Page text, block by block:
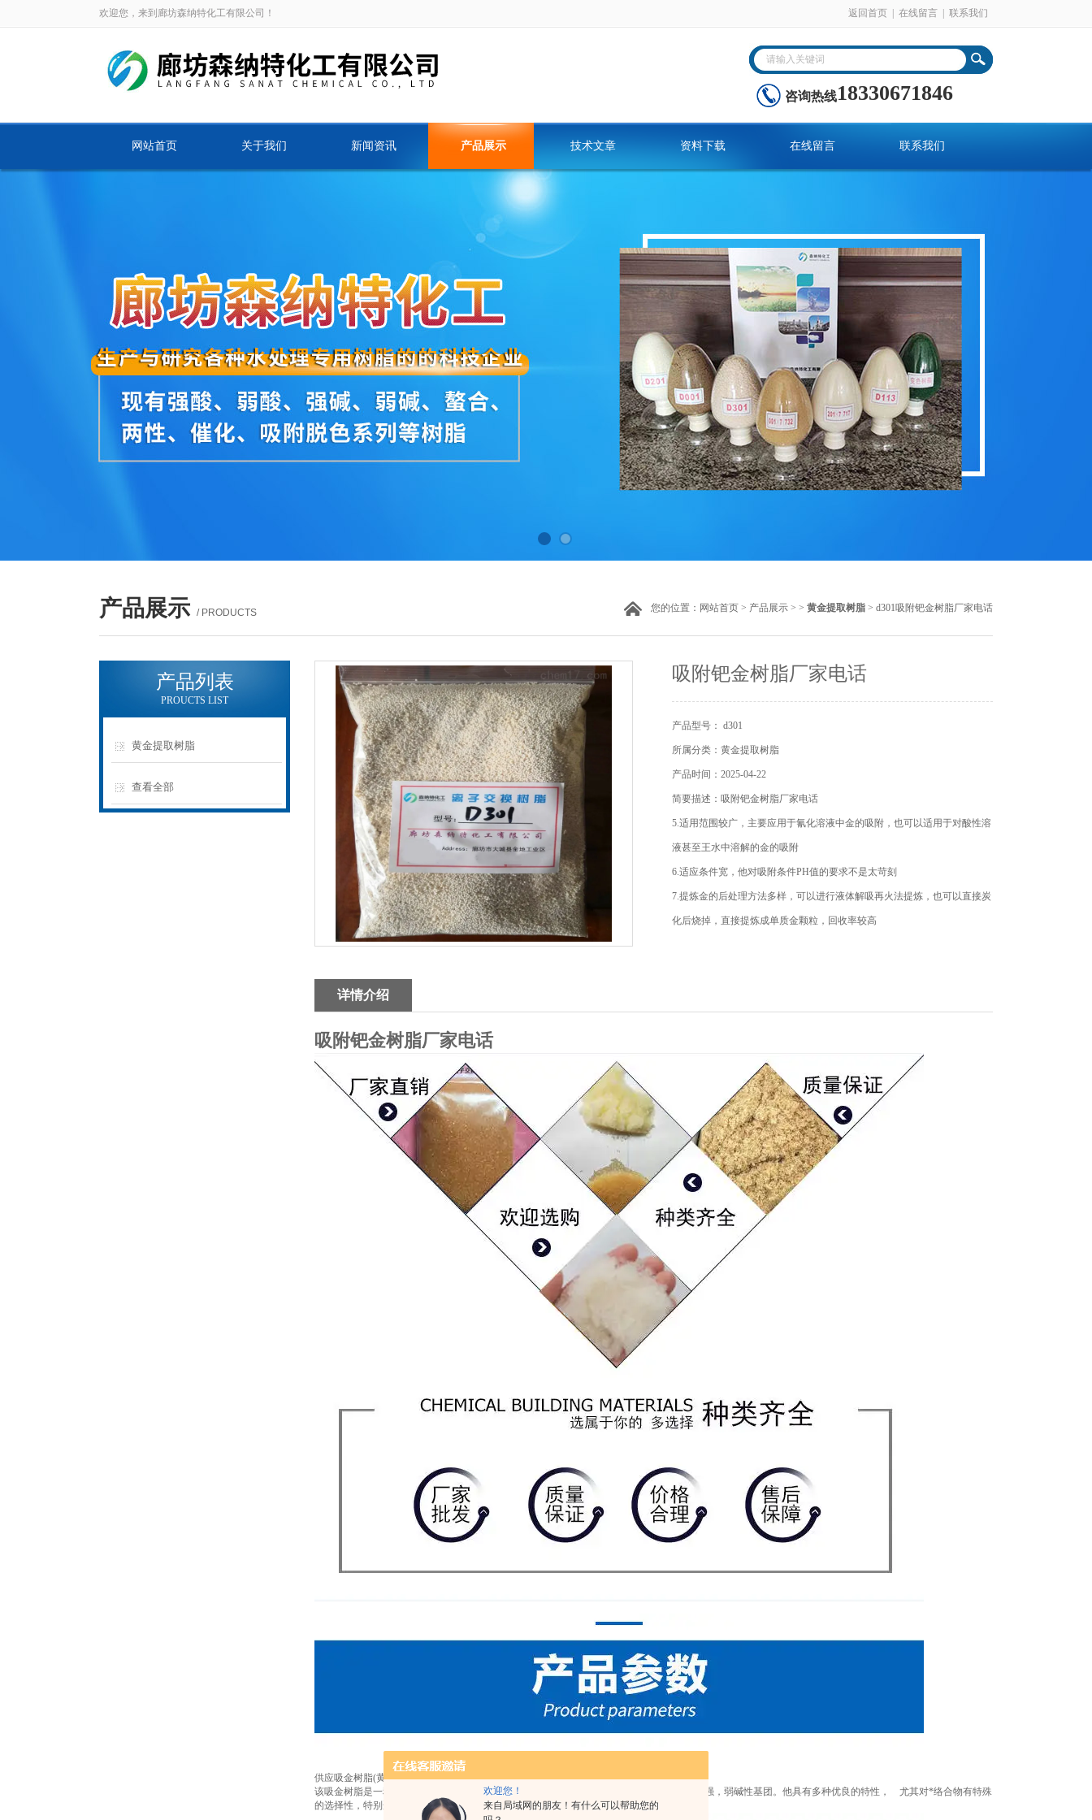
欢迎您！
来自局域网的朋友！有什么可以帮助您的
欢迎您，来到廊坊森纳特化工有限公司！ 返回首页 在线留言 联系我们
咨询热线18330671846
网站首页 关于我们 新闻资讯 产品展示 技术文章 资料下载 在线留言 联系我们
产品展示 / PRODUCTS 您的位置： 网站首页 > 产品展示 > > 黄金提取树脂 > d301吸附钯金树脂厂家电话
产品列表
PROUCTS LIST
黄金提取树脂
查看全部
吸附钯金树脂厂家电话
产品型号： d301
所属分类：黄金提取树脂
产品时间：2025-04-22
简要描述：吸附钯金树脂厂家电话
5.适用范围较广，主要应用于氰化溶液中金的吸附，也可以适用于对酸性溶
液甚至王水中溶解的金的吸附
6.适应条件宽，他对吸附条件PH值的要求不是太苛刻
7.提炼金的后处理方法多样，可以进行液体解吸再火法提炼，也可以直接炭
化后烧掉，直接提炼成单质金颗粒，回收率较高
详情介绍
吸附钯金树脂厂家电话
供应吸金树脂(黄金矿山，电镀金行业适用)
该吸金树脂是一种球型阴离子碱型交换树脂，该树脂具有特定的孔结构，其骨架上有特定的强，弱碱性基团。他具有多种优良的特性， 尤其对*络合物有特殊
的选择性，特别适用于含金贫液或废液的回收